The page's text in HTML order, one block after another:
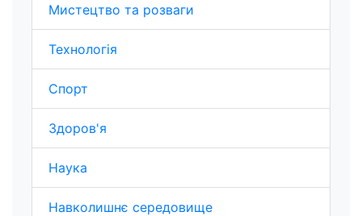
Мистецтво та розваги
Технологія
Спорт
Здоров'я
Наука
Навколишнє середовище